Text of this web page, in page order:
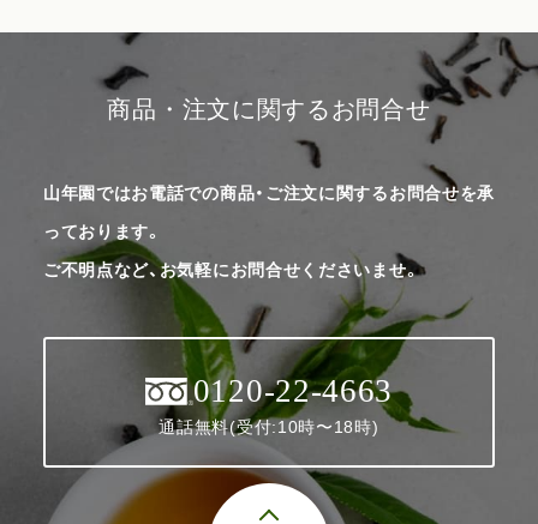
商品・注文に関するお問合せ
山年園ではお電話での商品・ご注文に関するお問合せを承
っております。
ご不明点など、お気軽にお問合せくださいませ。
0120-22-4663
通話無料(受付:10時〜18時)